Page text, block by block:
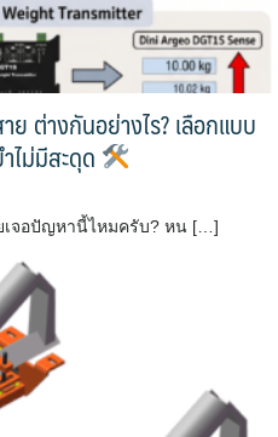
ต่างกันอย่างไร? เลือกแบบ
ไม่มีสะดุด
เจอปัญหานี้ไหมครับ? หน […]